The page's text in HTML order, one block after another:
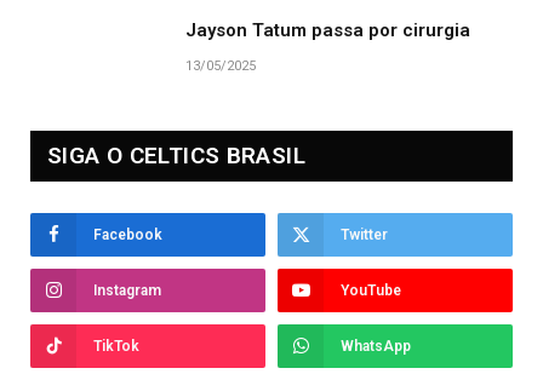
Jayson Tatum passa por cirurgia
13/05/2025
SIGA O CELTICS BRASIL
Facebook Twitter
Instagram YouTube
TikTok WhatsApp